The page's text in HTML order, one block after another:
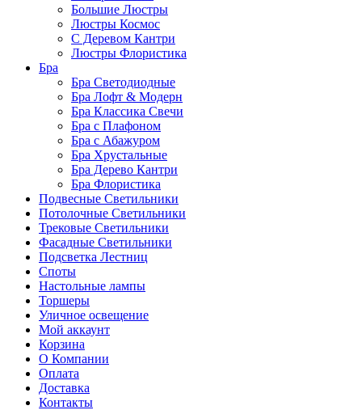
Большие Люстры
Люстры Космос
С Деревом Кантри
Люстры Флористика
Бра
Бра Светодиодные
Бра Лофт & Модерн
Бра Классика Свечи
Бра с Плафоном
Бра с Абажуром
Бра Хрустальные
Бра Дерево Кантри
Бра Флористика
Подвесные Светильники
Потолочные Светильники
Трековые Светильники
Фасадные Светильники
Подсветка Лестниц
Споты
Настольные лампы
Торшеры
Уличное освещение
Мой аккаунт
Корзина
О Компании
Оплата
Доставка
Контакты